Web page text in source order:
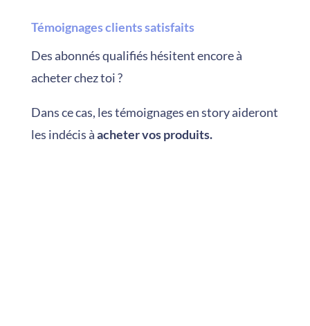
Témoignages clients satisfaits
Des abonnés qualifiés hésitent encore à
acheter chez toi ?
Dans ce cas, les témoignages en story aideront
les indécis àacheter vos produits.